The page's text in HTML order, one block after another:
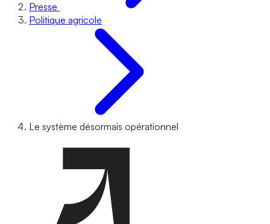
Presse
Politique agricole
Le système désormais opérationnel